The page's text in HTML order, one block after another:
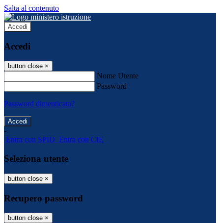
Salta al contenuto
Accedi
Accedi
button close ×
Nome Utente
Password
Password dimenticata?
-
Entra con SPID Entra con CIE
Seleziona utente
button close ×
Recupero password
button close ×